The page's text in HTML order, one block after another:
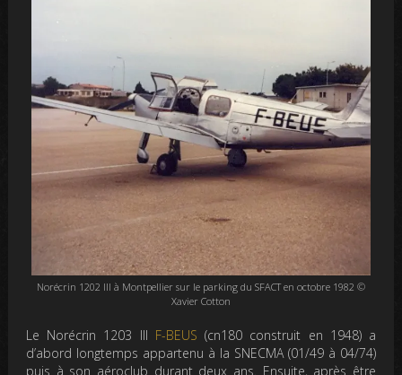
Norécrin 1202 III à Montpellier sur le parking du SFACT en octobre 1982 ©
Xavier Cotton
Le Norécrin 1203 III F-BEUS (cn180 construit en 1948) a
d’abord longtemps appartenu à la SNECMA (01/49 à 04/74)
puis à son aéroclub durant deux ans. Ensuite, après être